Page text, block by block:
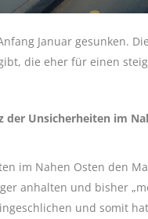
Januar gesunken.
die eher für einen
Unsicherheiten im
im Nahen Osten den
anhalten und bisher
und somit